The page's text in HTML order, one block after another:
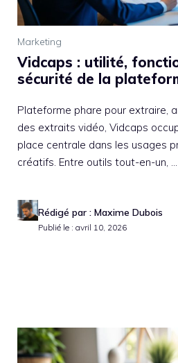
Marketing
Vidcaps : utilité,
sécurité de la
Plateforme phare pour extraire,
des extraits vidéo, Vidcaps
place centrale dans les usages
créatifs. Entre outils tout-en-un, ...
Rédigé par : Maxime Dubois
Publié le : avril 10, 2026